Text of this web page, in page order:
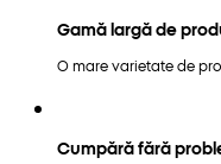
Gamă largă de
O mare varietate de
Cumpără fără